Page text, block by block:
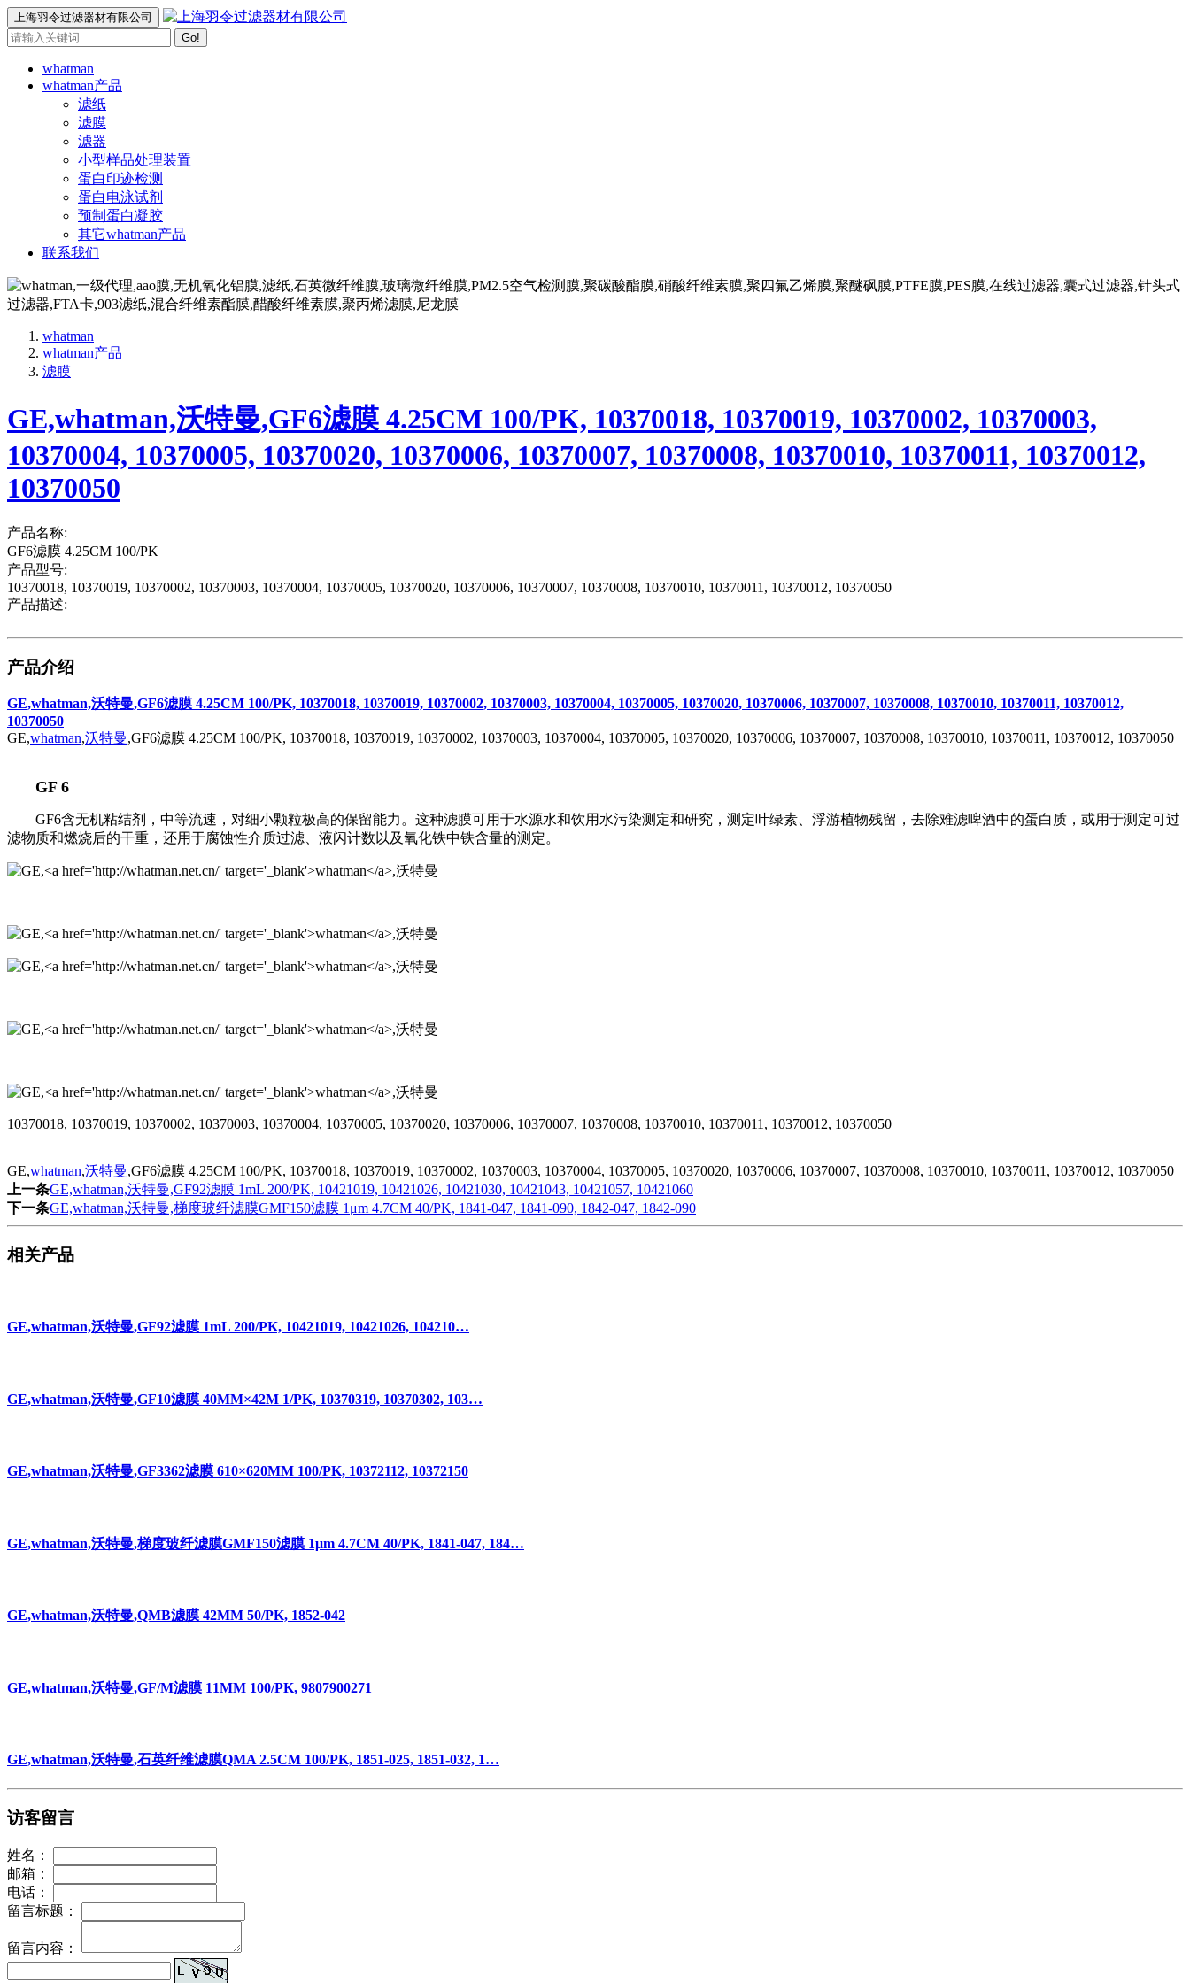
上海羽令过滤器材有限公司
Go!
whatman
whatman产品
滤纸
滤膜
滤器
小型样品处理装置
蛋白印迹检测
蛋白电泳试剂
预制蛋白凝胶
其它whatman产品
联系我们
whatman
whatman产品
滤膜
GE,whatman,沃特曼,GF6滤膜 4.25CM 100/PK, 10370018, 10370019, 10370002, 10370003,
10370004, 10370005, 10370020, 10370006, 10370007, 10370008, 10370010, 10370011, 10370012,
10370050
产品名称:
GF6滤膜 4.25CM 100/PK
产品型号:
10370018, 10370019, 10370002, 10370003, 10370004, 10370005, 10370020, 10370006, 10370007, 10370008, 10370010, 10370011, 10370012, 10370050
产品描述:
产品介绍
GE,whatman,沃特曼,GF6滤膜 4.25CM 100/PK, 10370018, 10370019, 10370002, 10370003, 10370004, 10370005, 10370020, 10370006, 10370007, 10370008, 10370010, 10370011, 10370012,
10370050
GE,whatman,沃特曼,GF6滤膜 4.25CM 100/PK, 10370018, 10370019, 10370002, 10370003, 10370004, 10370005, 10370020, 10370006, 10370007, 10370008, 10370010, 10370011, 10370012, 10370050
GF 6
GF6含无机粘结剂，中等流速，对细小颗粒极高的保留能力。这种滤膜可用于水源水和饮用水污染测定和研究，测定叶绿素、浮游植物残留，去除难滤啤酒中的蛋白质，或用于测定可过
滤物质和燃烧后的干重，还用于腐蚀性介质过滤、液闪计数以及氧化铁中铁含量的测定。
10370018, 10370019, 10370002, 10370003, 10370004, 10370005, 10370020, 10370006, 10370007, 10370008, 10370010, 10370011, 10370012, 10370050
GE,whatman,沃特曼,GF6滤膜 4.25CM 100/PK, 10370018, 10370019, 10370002, 10370003, 10370004, 10370005, 10370020, 10370006, 10370007, 10370008, 10370010, 10370011, 10370012, 10370050
上一条GE,whatman,沃特曼,GF92滤膜 1mL 200/PK, 10421019, 10421026, 10421030, 10421043, 10421057, 10421060
下一条GE,whatman,沃特曼,梯度玻纤滤膜GMF150滤膜 1μm 4.7CM 40/PK, 1841-047, 1841-090, 1842-047, 1842-090
相关产品
GE,whatman,沃特曼,GF92滤膜 1mL 200/PK, 10421019, 10421026, 104210…
GE,whatman,沃特曼,GF10滤膜 40MM×42M 1/PK, 10370319, 10370302, 103…
GE,whatman,沃特曼,GF3362滤膜 610×620MM 100/PK, 10372112, 10372150
GE,whatman,沃特曼,梯度玻纤滤膜GMF150滤膜 1μm 4.7CM 40/PK, 1841-047, 184…
GE,whatman,沃特曼,QMB滤膜 42MM 50/PK, 1852-042
GE,whatman,沃特曼,GF/M滤膜 11MM 100/PK, 9807900271
GE,whatman,沃特曼,石英纤维滤膜QMA 2.5CM 100/PK, 1851-025, 1851-032, 1…
访客留言
姓名：
邮箱：
电话：
留言标题：
留言内容：